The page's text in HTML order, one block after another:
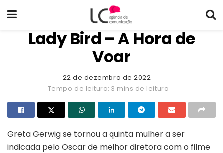
Lady Bird – A Hora de
Voar
22 de dezembro de 2022
Tempo de leitura: 3 mins de leitura
Greta Gerwig se tornou a quinta mulher a ser
indicada pelo Oscar de melhor diretora com o filme